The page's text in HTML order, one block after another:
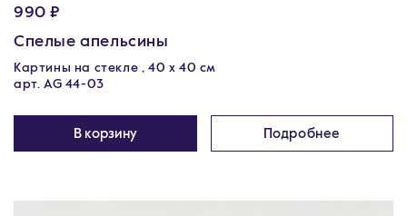
990 ₽
Спелые апельсины
Картины на стекле , 40 x 40 см
арт. AG 44-03
В корзину Подробнее